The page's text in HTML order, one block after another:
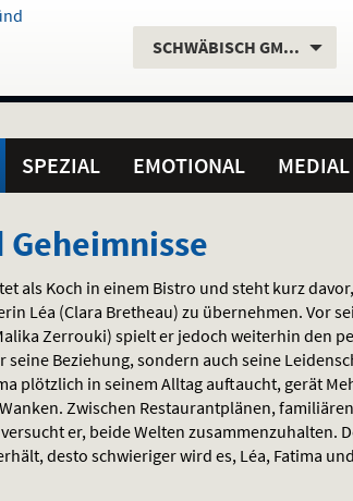
Aktueller
SCHWÄBISCH GMÜND.
SPEZIAL EMOTIONAL MEDIAL
Geheimnisse
als Koch in einem Bistro und steht kurz
Léa (Clara Bretheau) zu übernehmen. Vor
Zerrouki) spielt er jedoch weiterhin den
Beziehung, sondern auch seine
plötzlich in seinem Alltag auftaucht, gerät
Zwischen Restaurantplänen,
er, beide Welten zusammenzuhalten.
desto schwieriger wird es, Léa, Fatima